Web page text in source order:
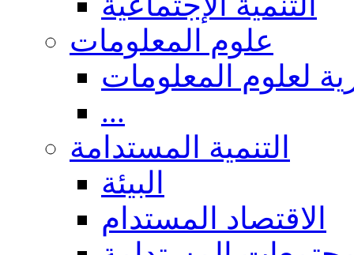
علوم المعلومات
لعلوم المعلومات
...
التنمية المستدامة
البيئة
الاقتصاد المستدام